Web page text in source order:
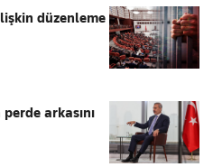
düzenleme
arkasını